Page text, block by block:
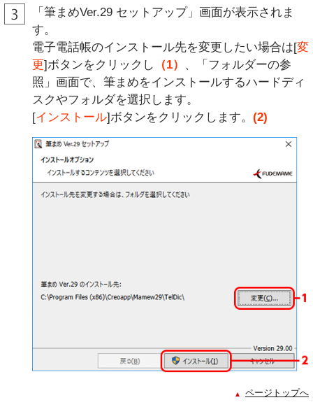
「筆まめVer.29 セットアップ」画面が表示されま
す。
電子電話帳のインストール先を変更したい場合は[変
更]ボタンをクリックし （1）
、「フォルダーの参
照」画面で、筆まめをインストールするハードディ
スクやフォルダを選択します。
[インストール]ボタンをクリックします。 (2)
ページトップへ